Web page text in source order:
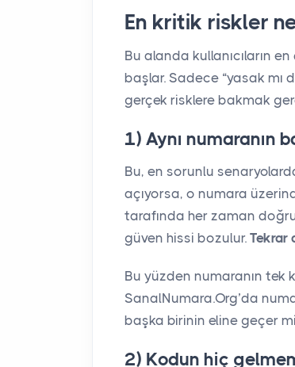
En kritik riskler
Bu alanda kullanıcıların
başlar. Sadece “yasak mı
gerçek risklere bakmak
1) Aynı numaranın
Bu, en sorunlu
açıyorsa, o numara
tarafında her zaman
güven hissi bozulur. Tekrar
Bu yüzden numaranın tek
SanalNumara.Org’da
başka birinin eline geçer
2) Kodun hiç